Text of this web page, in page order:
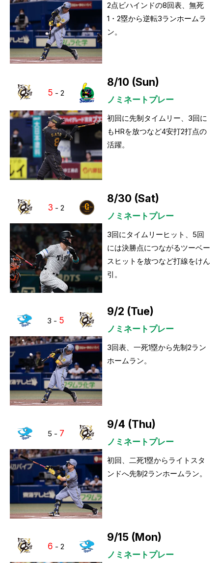
2点ビハインドの8回表、無死
1・2塁から逆転3ランホームラ
ン。
5 - 2
8/10 (Sun)
ノミネートプレー
初回に先制タイムリー、3回に
もHRを放つなど4安打2打点の
活躍。
3 - 2
8/30 (Sat)
ノミネートプレー
3回にタイムリーヒット、5回
には決勝点につながるツーベー
スヒットを放つなど打線をけん
引。
3 - 5
9/2 (Tue)
ノミネートプレー
3回表、一死1塁から先制2ラン
ホームラン。
5 - 7
9/4 (Thu)
ノミネートプレー
初回、二死1塁からライトスタ
ンドへ先制2ランホームラン。
6 - 2
9/15 (Mon)
ノミネートプレー